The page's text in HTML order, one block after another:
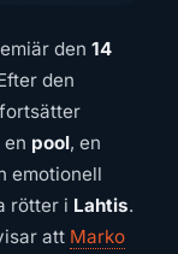
den 14
den
fortsätter
pool, en
emotionell
rötter i Lahtis.
att Marko